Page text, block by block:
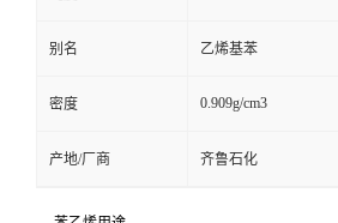
别名 乙烯基苯
密度 0.909g/cm3
产地/厂商 齐鲁石化